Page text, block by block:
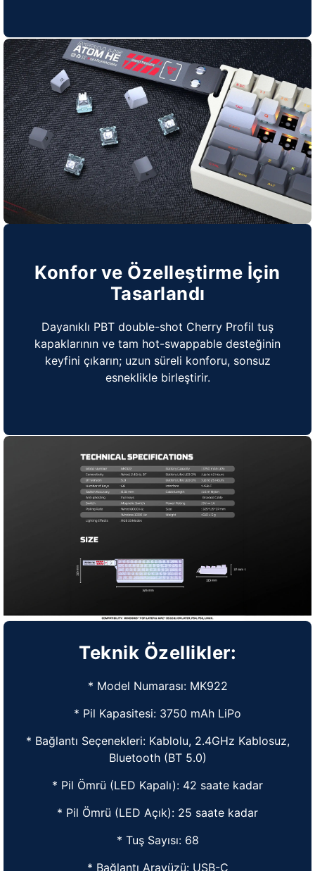
Konfor ve Özelleştirme İçin
Tasarlandı
Dayanıklı PBT double-shot Cherry Profil tuş
kapaklarının ve tam hot-swappable desteğinin
keyfini çıkarın; uzun süreli konforu, sonsuz
esneklikle birleştirir.
Teknik Özellikler:
* Model Numarası: MK922
* Pil Kapasitesi: 3750 mAh LiPo
* Bağlantı Seçenekleri: Kablolu, 2.4GHz Kablosuz,
Bluetooth (BT 5.0)
* Pil Ömrü (LED Kapalı): 42 saate kadar
* Pil Ömrü (LED Açık): 25 saate kadar
* Tuş Sayısı: 68
* Bağlantı Arayüzü: USB-C